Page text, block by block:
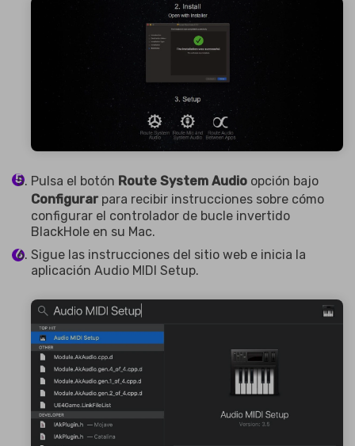
Pulsa el botón Route System Audio opción bajo
Configurar para recibir instrucciones sobre cómo
configurar el controlador de bucle invertido
BlackHole en su Mac.
Sigue las instrucciones del sitio web e inicia la
aplicación Audio MIDI Setup.